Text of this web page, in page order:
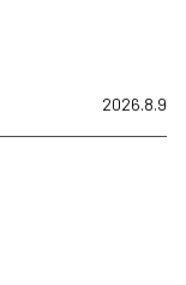
2026.8.9